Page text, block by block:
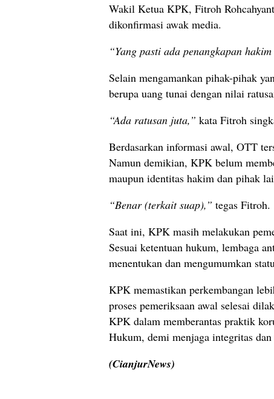
Wakil Ketua KPK, Fitroh
dikonfirmasi awak media.
“Yang pasti ada penangkapan
Selain mengamankan pihak-pihak
berupa uang tunai dengan nilai
“Ada ratusan juta,” kata Fitroh
Berdasarkan informasi awal, OTT
Namun demikian, KPK belum
maupun identitas hakim dan pihak
“Benar (terkait suap),” tegas Fitroh.
Saat ini, KPK masih melakukan
Sesuai ketentuan hukum, lembaga
menentukan dan mengumumkan
KPK memastikan perkembangan
proses pemeriksaan awal selesai
KPK dalam memberantas praktik
Hukum, demi menjaga integritas
(CianjurNews)